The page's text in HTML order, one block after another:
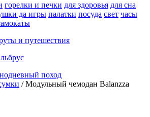
горелки и печки для здоровья для сна
да игры палатки посуда свет часы
и путешествия
поход
/ Модульный чемодан Balanzza